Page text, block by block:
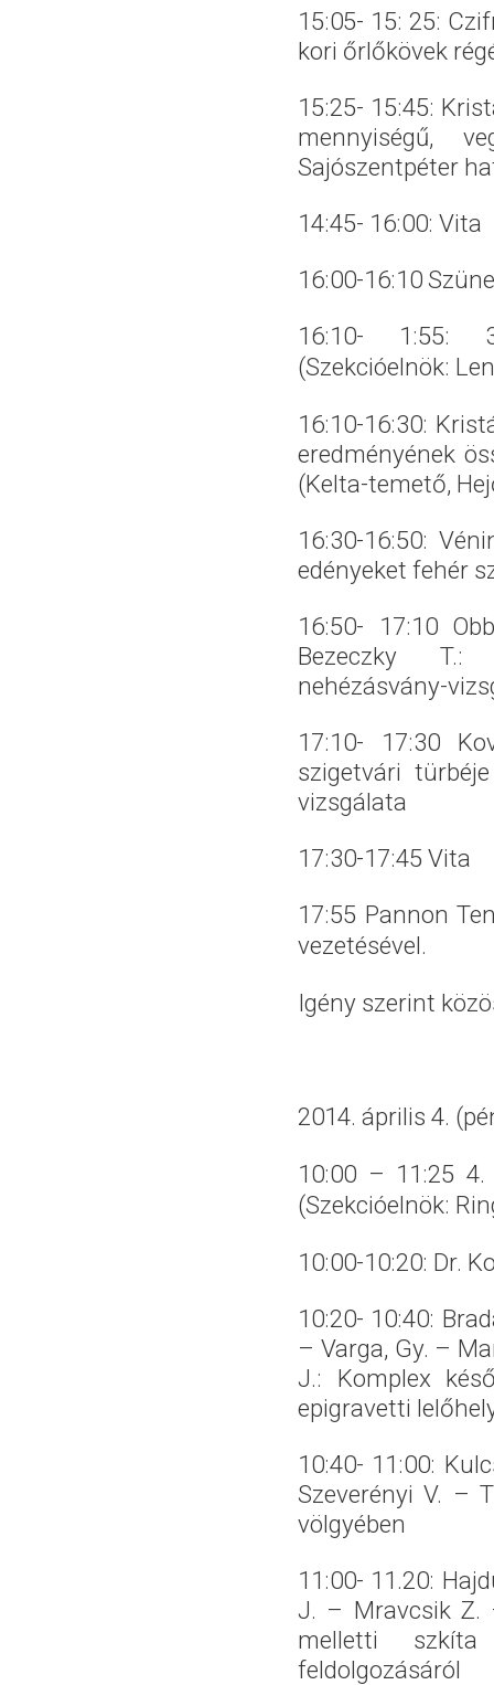
15:05- 15: 25:
kori őrlőkövek
15:25- 15:45:
mennyiségű,
Sajószentpéter
14:45- 16:00: Vita
16:00-16:10
16:10- 1:55:
(Szekcióelnök:
16:10-16:30:
eredményének
(Kelta-temető,
16:30-16:50:
edényeket fehér
16:50- 17:10
Bezeczky T.:
nehézásvány-
17:10- 17:30
szigetvári
vizsgálata
17:30-17:45 Vita
17:55 Pannon
vezetésével.
Igény szerint
2014. április 4.
10:00 – 11:25 4.
(Szekcióelnök:
10:00-10:20: Dr.
10:20- 10:40:
– Varga, Gy. –
J.: Komplex
epigravetti
10:40- 11:00:
Szeverényi V. –
völgyében
11:00- 11.20:
J. – Mravcsik Z.
melletti
feldolgozásáról